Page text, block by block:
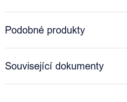
Podobné produkty
Související dokumenty